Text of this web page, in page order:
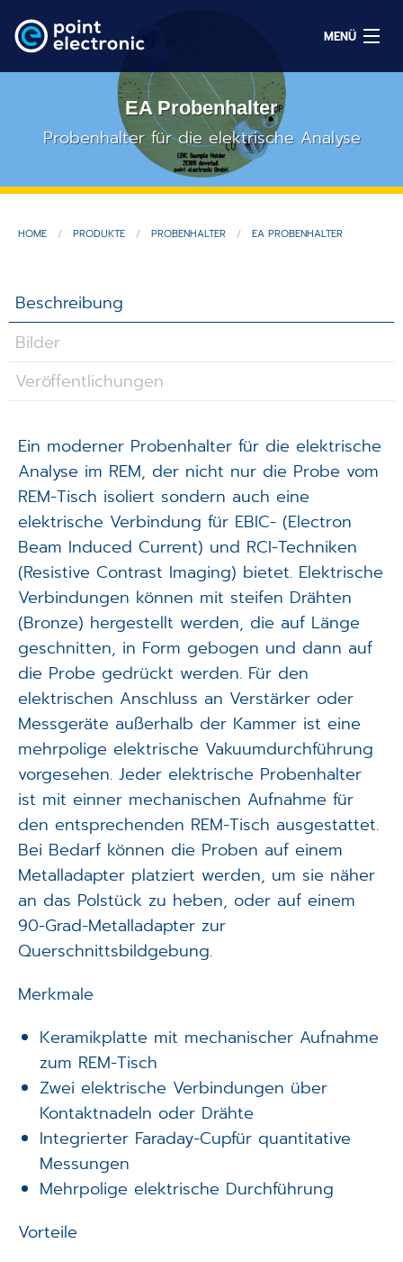
MENÜ
EN
Lösungen
OEM/ODM
Service
Techniken
Unternehmen
EA Probenhalter
Probenhalter für die elektrische Analyse
HOME PRODUKTE PROBENHALTER EA PROBENHALTER
Beschreibung
Bilder
Veröffentlichungen
Ein moderner Probenhalter für die elektrische
Analyse im REM, der nicht nur die Probe vom
REM-Tisch isoliert sondern auch eine
elektrische Verbindung für EBIC- (Electron
Beam Induced Current) und RCI-Techniken
(Resistive Contrast Imaging) bietet. Elektrische
Verbindungen können mit steifen Drähten
(Bronze) hergestellt werden, die auf Länge
geschnitten, in Form gebogen und dann auf
die Probe gedrückt werden. Für den
elektrischen Anschluss an Verstärker oder
Messgeräte außerhalb der Kammer ist eine
mehrpolige elektrische Vakuumdurchführung
vorgesehen. Jeder elektrische Probenhalter
ist mit einner mechanischen Aufnahme für
den entsprechenden REM-Tisch ausgestattet.
Bei Bedarf können die Proben auf einem
Metalladapter platziert werden, um sie näher
an das Polstück zu heben, oder auf einem
90-Grad-Metalladapter zur
Querschnittsbildgebung.
Merkmale
Keramikplatte mit mechanischer Aufnahme
zum REM-Tisch
Zwei elektrische Verbindungen über
Kontaktnadeln oder Drähte
Integrierter Faraday-Cupfür quantitative
Messungen
Mehrpolige elektrische Durchführung
Vorteile